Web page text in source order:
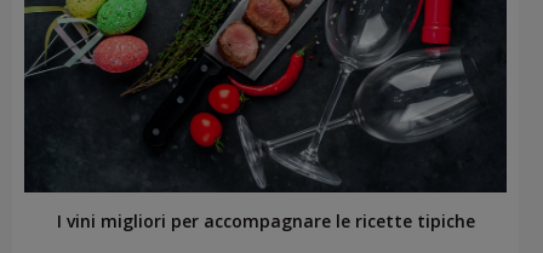
I vini migliori per accompagnare le ricette tipiche